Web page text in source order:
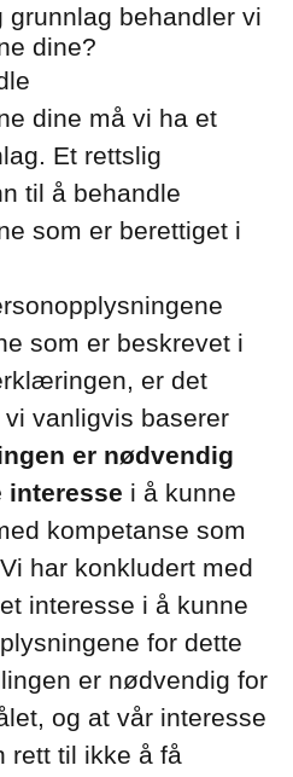
grunnlag behandler vi
dine?
dine må vi ha et
Et rettslig
til å behandle
som er berettiget i
som er beskrevet i
er det
vanligvis baserer
er nødvendig
interesse i å kunne
kompetanse som
har konkludert med
interesse i å kunne
for dette
er nødvendig for
og at vår interesse
rett til ikke å få